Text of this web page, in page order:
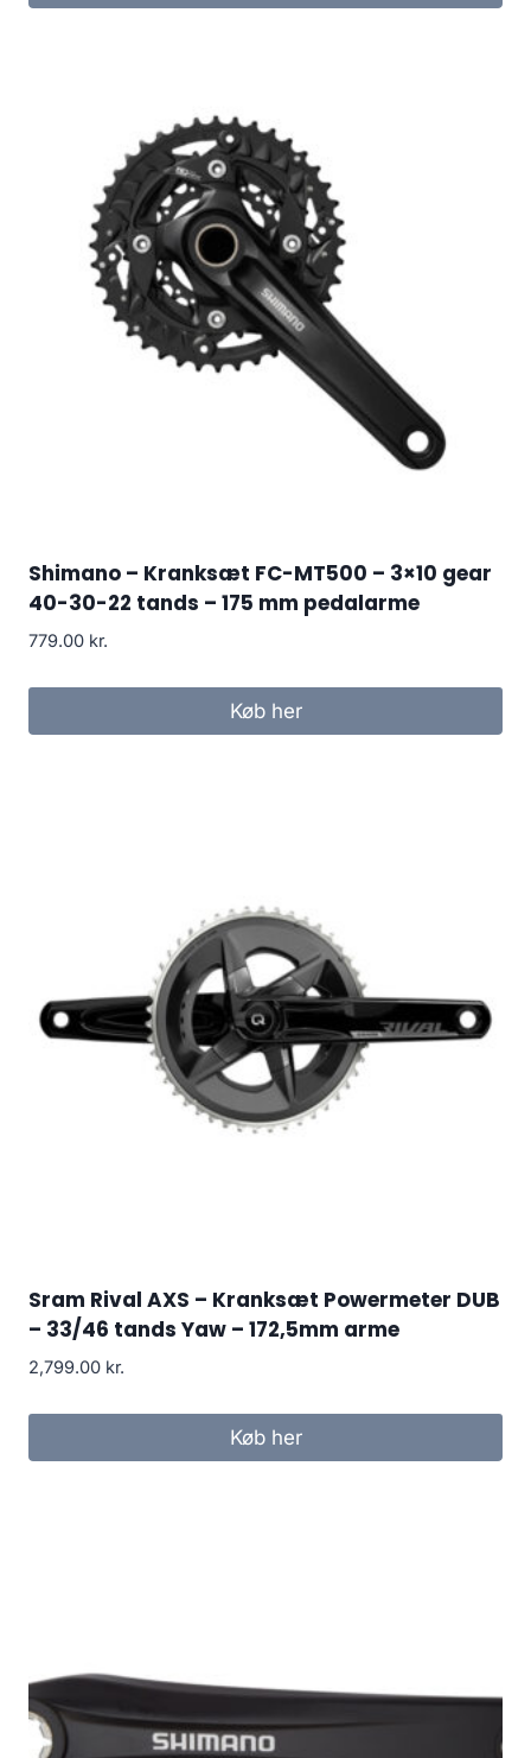
Shimano – Kranksæt FC-MT500 – 3×10 gear
40-30-22 tands – 175 mm pedalarme
779.00 kr.
Køb her
Sram Rival AXS – Kranksæt Powermeter DUB
– 33/46 tands Yaw – 172,5mm arme
2,799.00 kr.
Køb her